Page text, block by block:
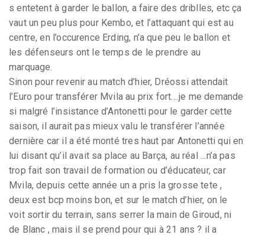
s entetent à garder le ballon, a faire des driblles, etc ça
vaut un peu plus pour Kembo, et l’attaquant qui est au
centre, en l’occurence Erding, n’a que peu le ballon et
les défenseurs ont le temps de le prendre au
marquage.
Sinon pour revenir au match d’hier, Dréossi attendait
l’Euro pour transférer Mvila au prix fort....je me demande
si malgré l’insistance d’Antonetti pour le garder cette
saison, il aurait pas mieux valu le transférer l’année
dernière car il a été monté tres haut par Antonetti qui en
lui disant qu’il avait sa place au Barça, au réal ...n’a pas
trop fait son travail de formation ou d’éducateur, car
Mvila, depuis cette année un a pris la grosse tete ,
deux est bcp moins bon, et sur le match d’hier, on le
voit sortir du terrain, sans serrer la main de Giroud, ni
de Blanc , mais il se prend pour qui à 21 ans ? il a